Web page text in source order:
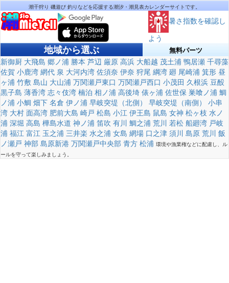
潮干狩り 磯遊び 釣りなどを応援する潮汐・潮見表カレンダーサイトです。
暑さ指数を確認し
よう
地域から選ぶ 無料パーツ
新御厨 大飛島 郷ノ浦 勝本 芦辺 厳原 高浜 大船越 茂土浦 鴨居瀬 千尋藻
佐賀 小鹿湾 網代 泉 大河内湾 佐須奈 伊奈 狩尾 綱湾 廻 尾崎浦 箕形 昼
ヶ浦 竹敷 島山 大山浦 万関瀬戸東口 万関瀬戸西口 小茂田 久根浜 豆酘
黒子島 薄香湾 志々伎湾 楠泊 相ノ浦 高後埼 俵ヶ浦 佐世保 巣喰ノ浦 鯛
ノ浦 小鯛 畑下 名倉 伊ノ浦 早岐突堤（北側） 早岐突堤（南側）
小串
湾 大村 面高湾 肥前大島 崎戸 松島 小江 伊王島 鼠島 女神 松ヶ枝 水ノ
浦 深堀 高島 樺島水道 神ノ浦 笛吹 有川 鯛之浦 荒川 若松 船廻湾 戸岐
浦 福江 富江 玉之浦 三井楽 水之浦 女島 網場 口之津 須川 島原 荒川 飯
ノ瀬戸 神部 島原新港 万関瀬戸中央部 青方 松浦 環境や漁業権などに配慮し、ル
ールを守って楽しみましょう。